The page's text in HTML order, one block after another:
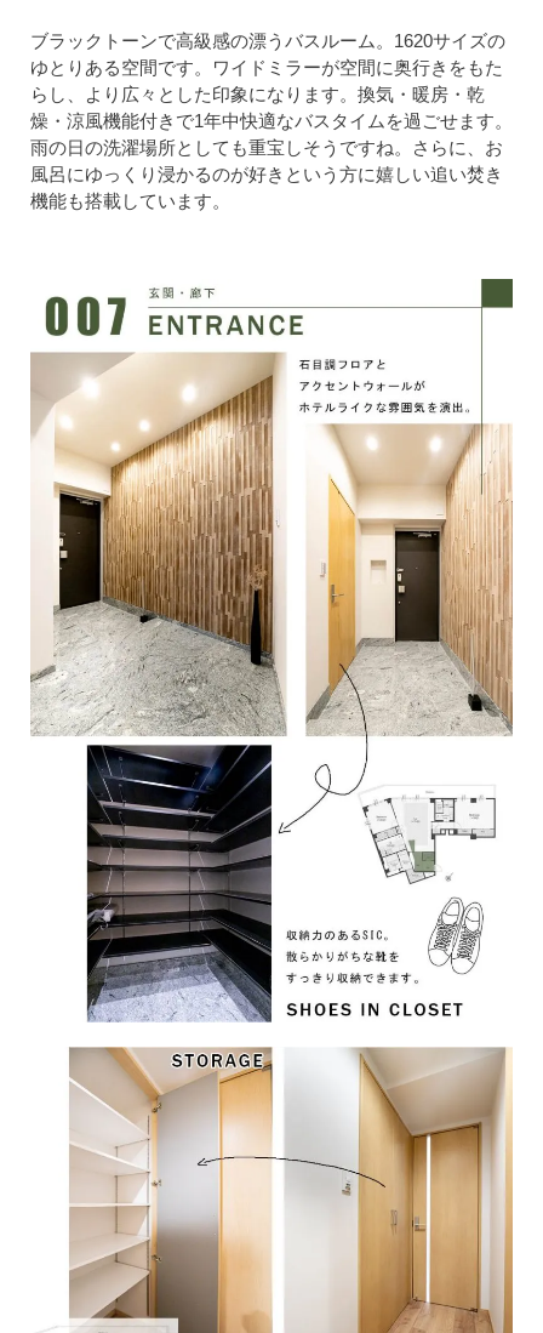
ブラックトーンで高級感の漂うバスルーム。1620サイズの
ゆとりある空間です。ワイドミラーが空間に奥行きをもた
らし、より広々とした印象になります。換気・暖房・乾
燥・涼風機能付きで1年中快適なバスタイムを過ごせます。
雨の日の洗濯場所としても重宝しそうですね。さらに、お
風呂にゆっくり浸かるのが好きという方に嬉しい追い焚き
機能も搭載しています。